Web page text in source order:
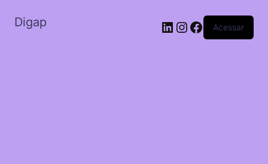
Digap Acessar